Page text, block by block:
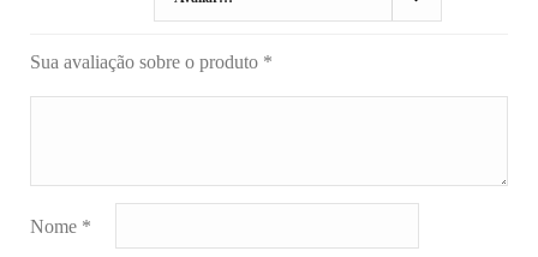
Sua avaliação sobre o produto *
Nome *